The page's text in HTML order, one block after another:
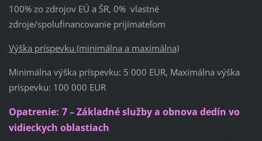
100% zo zdrojov EÚ a ŠR, 0% vlastné
zdroje/spolufinancovanie prijímateľom
Výška príspevku (minimálna a maximálna)
Minimálna výška príspevku: 5 000 EUR, Maximálna výška
príspevku: 100 000 EUR
Opatrenie: 7 – Základné služby a obnova dedín vo
vidieckych oblastiach